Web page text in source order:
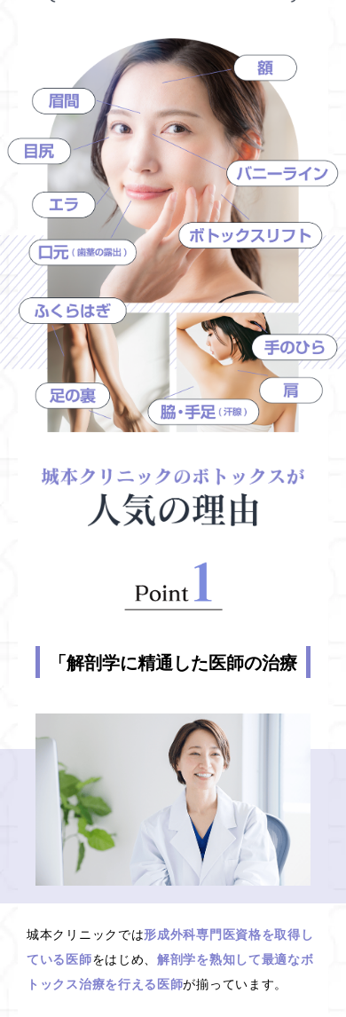
「解剖学に精通した医師の治療
城本クリニックでは形成外科専門医資格を取得し
ている医師をはじめ、 解剖学を熟知して最適なボ
トックス治療を行える医師が揃っています。